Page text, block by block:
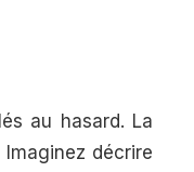
au hasard. La
décrire